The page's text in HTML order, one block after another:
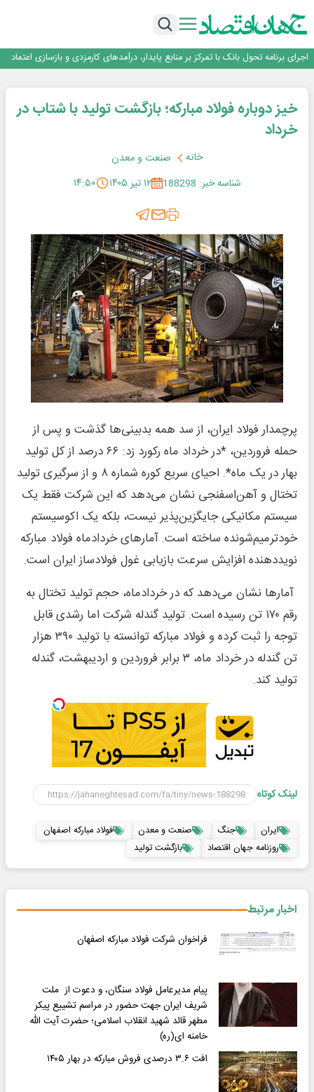
جهش ۱۴۴ درصدی پرداخت تسهیلات مکانیزاسیون توسط بانک کشاورزی
در سرتاسر استان
اجرای برنامه تحول بانک با تمرکز بر منابع پایدار، درآمدهای کارمزدی و بازسازی اعتماد
مشتریان
داد
روایت بانک ایران زمین از بانکداری نوین با خلق تجربه برای مشتری
جهش ۱۴۴ درصدی پرداخت تسهیلات مکانیزاسیون توسط بانک کشاورزی
خدمات دهی گمرکات استان اصفهان به مواکب در ایام تعطیل و خارج از اماکن گمرکی
در سرتاسر استان
خیز دوباره فولاد مبارکه؛ بازگشت تولید با شتاب در
خرداد
خانه
صنعت و معدن
شناسه خبر: 188298
۱۲ تیر ۱۴۰۵ ۱۴:۵۰
پرچمدار فولاد ایران، از سد همه بدبینی‌ها گذشت و پس از
حمله فروردین، *در خرداد ماه رکورد زد: ۶۶ درصد از کل تولید
بهار در یک ماه*. احیای سریع کوره شماره ۸ و از سرگیری تولید
تختال و آهن‌اسفنجی نشان می‌دهد که این شرکت فقط یک
سیستم مکانیکی جایگزین‌پذیر نیست، بلکه یک اکوسیستم
خودترمیم‌شونده ساخته است. آمارهای خردادماه فولاد مبارکه
نویددهنده افزایش سرعت بازیابی غول فولادساز ایران است.
آمارها نشان می‌دهد که در خردادماه، حجم تولید تختال به
رقم ۱۷۰ تن رسیده است. تولید گندله شرکت اما رشدی قابل
توجه را ثبت کرده و فولاد مبارکه توانسته با تولید ۳۹۰ هزار
تن گندله در خرداد ماه، ۳ برابر فروردین و اردیبهشت، گندله
تولید کند.
لینک کوتاه
ایران جنگ صنعت و معدن
فولاد مبارکه اصفهان
روزنامه جهان اقتصاد
بازگشت تولید
اخبار مرتبط
فراخوان شرکت فولاد مبارکه اصفهان
پیام مدیرعامل فولاد سنگان، و دعوت از ملت
شریف ایران جهت حضور در مراسم تشییع پیکر
مطهر قائد شهید انقلاب اسلامی؛ حضرت آیت الله
خامنه ای(ره)
افت ۳.۶ درصدی فروش مبارکه در بهار ۱۴۰۵